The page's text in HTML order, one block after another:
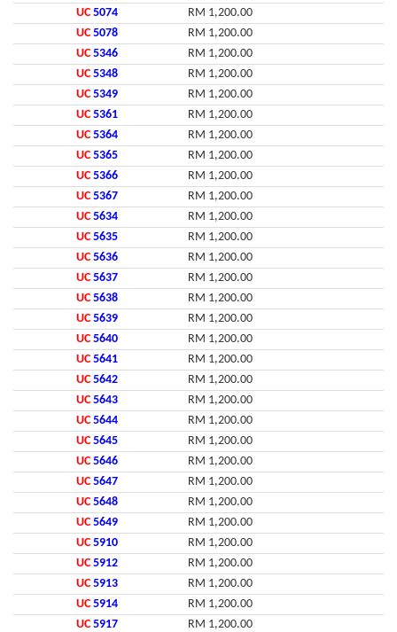
UC 5074
RM 1,200.00
UC 5078
RM 1,200.00
UC 5346
RM 1,200.00
UC 5348
RM 1,200.00
UC 5349
RM 1,200.00
UC 5361
RM 1,200.00
UC 5364
RM 1,200.00
UC 5365
RM 1,200.00
UC 5366
RM 1,200.00
UC 5367
RM 1,200.00
UC 5634
RM 1,200.00
UC 5635
RM 1,200.00
UC 5636
RM 1,200.00
UC 5637
RM 1,200.00
UC 5638
RM 1,200.00
UC 5639
RM 1,200.00
UC 5640
RM 1,200.00
UC 5641
RM 1,200.00
UC 5642
RM 1,200.00
UC 5643
RM 1,200.00
UC 5644
RM 1,200.00
UC 5645
RM 1,200.00
UC 5646
RM 1,200.00
UC 5647
RM 1,200.00
UC 5648
RM 1,200.00
UC 5649
RM 1,200.00
UC 5910
RM 1,200.00
UC 5912
RM 1,200.00
UC 5913
RM 1,200.00
UC 5914
RM 1,200.00
UC 5917
RM 1,200.00